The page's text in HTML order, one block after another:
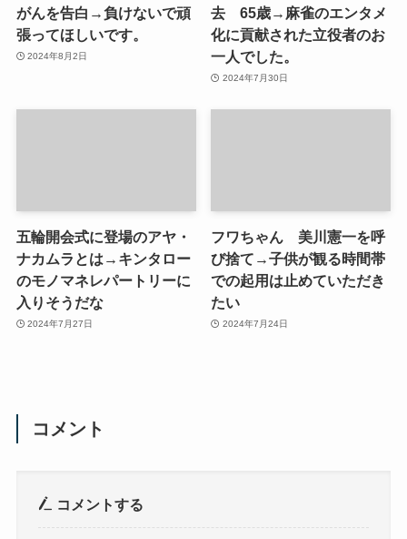
がんを告白→負けないで頑
張ってほしいです。
2024年8月2日
去 65歳→麻雀のエンタメ
化に貢献された立役者のお
一人でした。
2024年7月30日
五輪開会式に登場のアヤ・
ナカムラとは→キンタロー
のモノマネレパートリーに
入りそうだな
2024年7月27日
フワちゃん 美川憲一を呼
び捨て→子供が観る時間帯
での起用は止めていただき
たい
2024年7月24日
コメント
コメントする